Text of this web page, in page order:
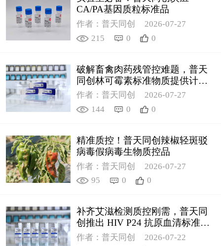
CA/PA基因质粒标准品
作者：普天同创
2026-07-27
215
0 0
破解畜禽肉药残管控难题，普天
同创林可霉素标准物质提供计量
支撑
作者：普天同创
2026-07-27
144
0 0
精准质控！普天同创辣椒轻斑驳
病毒假病毒生物质控品
作者：普天同创
2026-07-27
95
0 0
补齐艾滋检测质控刚需，普天同
创推出 HIV P24 抗原血清标准物
质
作者：普天同创
2026-07-22